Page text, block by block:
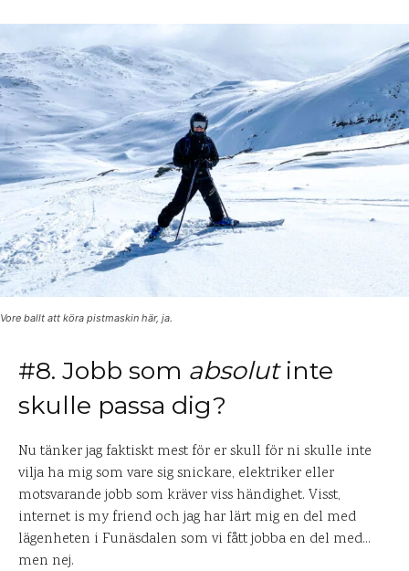
Vore ballt att köra pistmaskin här, ja.
#8. Jobb som absolutinte
skulle passa dig?
Nu tänker jag faktiskt mest för er skull för ni skulle inte
vilja ha mig som vare sig snickare, elektriker eller
motsvarande jobb som kräver viss händighet. Visst,
internet is my friend och jag har lärt mig en del med
lägenheten i Funäsdalen som vi fått jobba en del med…
men nej.